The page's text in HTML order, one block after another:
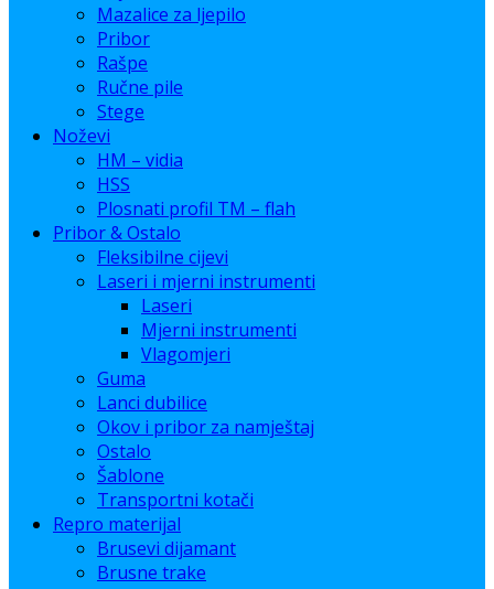
Mazalice za ljepilo
Pribor
Rašpe
Ručne pile
Stege
Noževi
HM – vidia
HSS
Plosnati profil TM – flah
Pribor & Ostalo
Fleksibilne cijevi
Laseri i mjerni instrumenti
Laseri
Mjerni instrumenti
Vlagomjeri
Guma
Lanci dubilice
Okov i pribor za namještaj
Ostalo
Šablone
Transportni kotači
Repro materijal
Brusevi dijamant
Brusne trake